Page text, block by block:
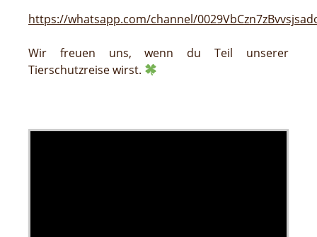
https://whatsapp.com/channel/
Wir freuen uns, wenn du Teil unserer
Tierschutzreise wirst.